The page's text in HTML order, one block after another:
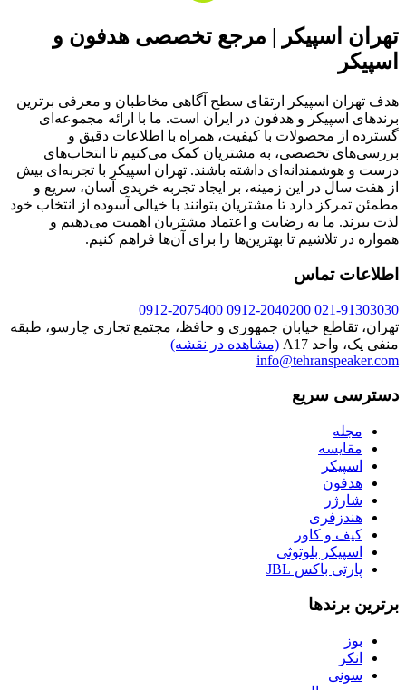
تهران اسپیکر | مرجع تخصصی هدفون و
اسپیکر
هدف تهران اسپیکر ارتقای سطح آگاهی مخاطبان و معرفی برترین
برندهای اسپیکر و هدفون در ایران است. ما با ارائه مجموعه‌ای
گسترده از محصولات با کیفیت، همراه با اطلاعات دقیق و
بررسی‌های تخصصی، به مشتریان کمک می‌کنیم تا انتخاب‌های
درست و هوشمندانه‌ای داشته باشند. تهران اسپیکر با تجربه‌ای بیش
از هفت سال در این زمینه، بر ایجاد تجربه خریدی آسان، سریع و
مطمئن تمرکز دارد تا مشتریان بتوانند با خیالی آسوده از انتخاب خود
لذت ببرند. ما به رضایت و اعتماد مشتریان اهمیت می‌دهیم و
همواره در تلاشیم تا بهترین‌ها را برای آن‌ها فراهم کنیم.
اطلاعات تماس
021-91303030
0912-2040200
0912-2075400
تهران، تقاطع خیابان جمهوری و حافظ، مجتمع تجاری چارسو، طبقه
منفی یک، واحد A17
(مشاهده در نقشه)
info@tehranspeaker.com
دسترسی سریع
مجله
مقایسه
اسپیکر
هدفون
شارژر
هندزفری
کیف و کاور
اسپیکر بلوتوثی
پارتی باکس JBL
برترین برندها
بوز
انکر
سونی